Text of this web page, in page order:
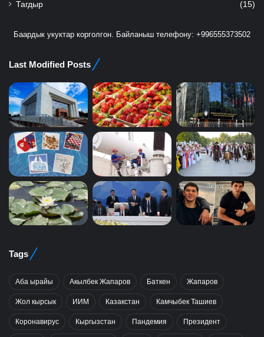
Тагдыр (15)
Баардык укуктар корголгон. Байланыш телефону: +996555373502
Last Modified Posts
Tags
Аба ырайы Акылбек Жапаров Баткен Жапаров
Жол кырсык ИИМ Казакстан Камчыбек Ташиев
Коронавирус Кыргызстан Пандемия Президент